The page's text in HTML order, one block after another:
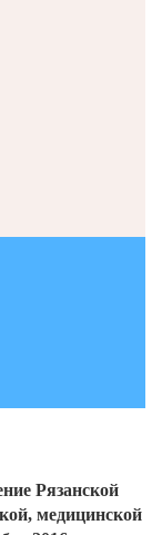
Рязанской
медицинской